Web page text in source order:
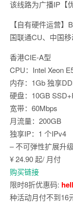
该线路为广播IP【
【自有硬件运营
国联通CU、中国
香港CIE-A型
CPU：Intel Xeon
内存：1Gb 独享
硬盘：10GB
宽带：60Mbps
月流量：200GB
独享IP：1 个IPv4
– 不可弹性扩展升级
¥ 24.90 起/ 月付
购买链接
限时8折优惠码:
种活动月付不到16